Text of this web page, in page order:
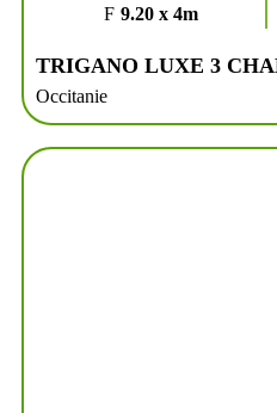
9.20 x 4m
TRIGANO LUXE 3
Occitanie